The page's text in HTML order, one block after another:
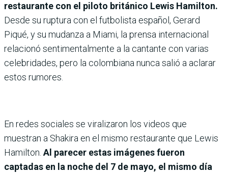
restaurante con el piloto británico Lewis Hamilton.
Desde su ruptura con el futbolista español, Gerard
Piqué, y su mudanza a Miami, la prensa internacional
relacionó sentimentalmente a la cantante con varias
celebridades, pero la colombiana nunca salió a aclarar
estos rumores.
En redes sociales se viralizaron los videos que
muestran a Shakira en el mismo restaurante que Lewis
Hamilton. Al parecer estas imágenes fueron
captadas en la noche del 7 de mayo, el mismo día